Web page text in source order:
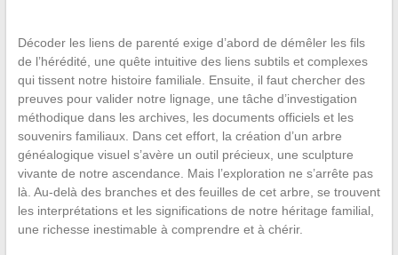
Décoder les liens de parenté exige d’abord de démêler les fils
de l’hérédité, une quête intuitive des liens subtils et complexes
qui tissent notre histoire familiale. Ensuite, il faut chercher des
preuves pour valider notre lignage, une tâche d’investigation
méthodique dans les archives, les documents officiels et les
souvenirs familiaux. Dans cet effort, la création d’un arbre
généalogique visuel s’avère un outil précieux, une sculpture
vivante de notre ascendance. Mais l’exploration ne s’arrête pas
là. Au-delà des branches et des feuilles de cet arbre, se trouvent
les interprétations et les significations de notre héritage familial,
une richesse inestimable à comprendre et à chérir.